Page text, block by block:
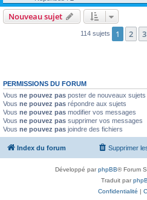
Nouveau sujet
114 sujets 1 2 3
PERMISSIONS DU FORUM
Vous ne pouvez pas poster de nouveaux sujets
Vous ne pouvez pas répondre aux sujets
Vous ne pouvez pas modifier vos messages
Vous ne pouvez pas supprimer vos messages
Vous ne pouvez pas joindre des fichiers
Index du forum Supprimer
Développé parphpBB® Forum
Traduit par
Confidentialité |